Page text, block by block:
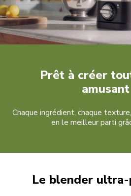
Prêt à créer
Chaque ingrédient, chaque
en le meilleur parti
Le blender